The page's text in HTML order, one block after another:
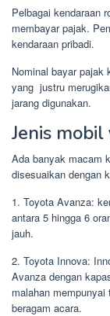
Pelbagai kendaraan
membayar pajak.
kendaraan pribadi.
Nominal bayar pajak
yang justru
jarang digunakan.
Jenis
Ada banyak macam
disesuaikan dengan
1. Toyota Avanza:
antara 5 hingga 6
jauh.
2. Toyota Innova:
Avanza dengan
malahan
beragam acara.